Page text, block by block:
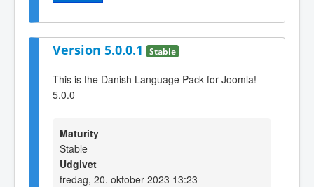
Version 5.0.0.1 Stable
This is the Danish Language Pack for Joomla!
5.0.0
Maturity
Stable
Udgivet
fredag, 20. oktober 2023 13:23